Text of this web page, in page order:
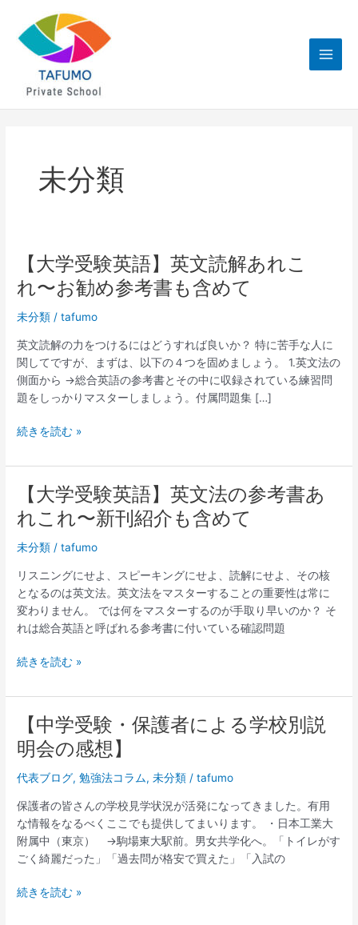
未分類
【大学受験英語】英文読解あれこ
れ〜お勧め参考書も含めて
未分類 /tafumo
英文読解の力をつけるにはどうすれば良いか？ 特に苦手な人に
関してですが、まずは、以下の４つを固めましょう。 1.英文法の
側面から →総合英語の参考書とその中に収録されている練習問
題をしっかりマスターしましょう。付属問題集 […]
【大
学
受
験
語】
英
文
読
あ
れ〜
勧
め
考
書
も
含
て
続きを読む »
【大学受験英語】英文法の参考書あ
れこれ〜新刊紹介も含めて
未分類 /tafumo
リスニングにせよ、スピーキングにせよ、読解にせよ、その核
となるのは英文法。英文法をマスターすることの重要性は常に
変わりません。 では何をマスターするのが手取り早いのか？ そ
れは総合英語と呼ばれる参考書に付いている確認問題
【大
学
受
験
語】
英
文
法
参
れ
こ
れ〜
刊
紹
介
も
め
続きを読む »
【中学受験・保護者による学校別説
明会の感想】
代表ブログ,勉強法コラム,未分類 /tafumo
保護者の皆さんの学校見学状況が活発になってきました。有用
な情報をなるべくここでも提供してまいります。 ・日本工業大
附属中（東京） →駒場東大駅前。男女共学化へ。「トイレがす
ごく綺麗だった」「過去問が格安で買えた」「入試の
【中
学
受
験・
護
者
に
よ
学
続きを読む »